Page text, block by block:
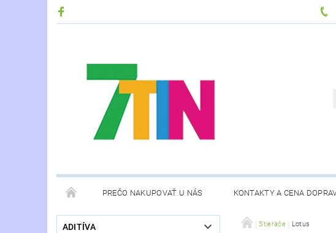
PREČO NAKUPOVAŤ U NÁS KONTAKTY A CENA
ADITÍVA Stierače Lotus